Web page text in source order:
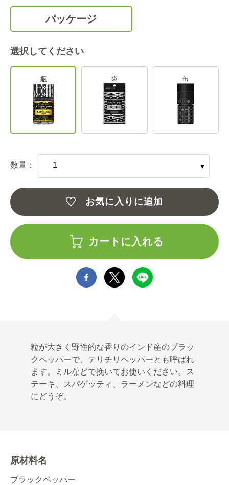
パッケージ
選択してください
瓶 袋 缶
数量：
お気に入りに追加
カートに入れる
粒が大きく野性的な香りのインド産のブラッ
クペッパーで、テリチリペッパーとも呼ばれ
ます。ミルなどで挽いてお使いください。ス
テーキ、スパゲッティ、ラーメンなどの料理
にどうぞ。
原材料名
ブラックペッパー